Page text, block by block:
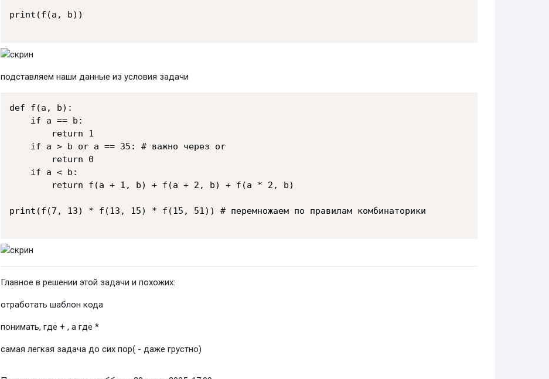
print(f(a, b))
подставляем наши данные из условия задачи
def f(a, b):
    if a == b:
        return 1
    if a > b or a == 35: # важно через or
        return 0
    if a < b:
        return f(a + 1, b) + f(a + 2, b) + f(a * 2, b)
print(f(7, 13) * f(13, 15) * f(15, 51)) # перемножаем по правилам комбинаторики
Главное в решении этой задачи и похожих:
отработать шаблон кода
понимать, где + , а где *
самая легкая задача до сих пор( - даже грустно)